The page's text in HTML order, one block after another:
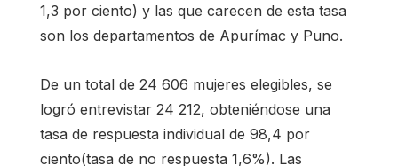
1,3 por ciento) y las que carecen de esta tasa
son los departamentos de Apurímac y Puno.
De un total de 24 606 mujeres elegibles, se
logró entrevistar 24 212, obteniéndose una
tasa de respuesta individual de 98,4 por
ciento(tasa de no respuesta 1,6%). Las